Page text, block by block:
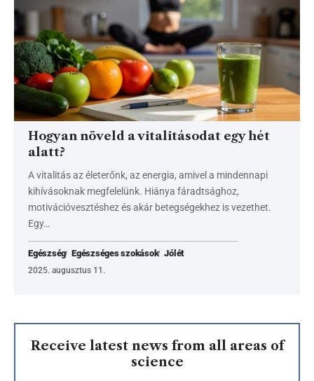
Hogyan növeld a vitalitásodat egy hét
alatt?
A vitalitás az életerőnk, az energia, amivel a mindennapi
kihívásoknak megfelelünk. Hiánya fáradtsághoz,
motivációvesztéshez és akár betegségekhez is vezethet.
Egy…
Egészség Egészséges szokások Jólét
2025. augusztus 11.
Receive latest news from all areas of
science